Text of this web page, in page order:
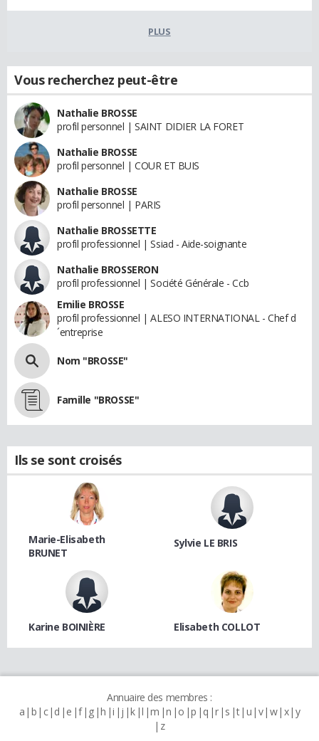
PLUS
Vous recherchez peut-être
Nathalie BROSSE
profil personnel | SAINT DIDIER LA FORET
Nathalie BROSSE
profil personnel | COUR ET BUIS
Nathalie BROSSE
profil personnel | PARIS
Nathalie BROSSETTE
profil professionnel | Ssiad - Aide-soignante
Nathalie BROSSERON
profil professionnel | Société Générale - Ccb
Emilie BROSSE
profil professionnel | ALESO INTERNATIONAL - Chef d
´entreprise
Nom "BROSSE"
Famille "BROSSE"
Ils se sont croisés
Marie-Elisabeth
BRUNET
Sylvie LE BRIS
Karine BOINIÈRE Elisabeth COLLOT
Annuaire des membres :
a b c d e f g h i j k l m n o p q r s t u v w x y
z